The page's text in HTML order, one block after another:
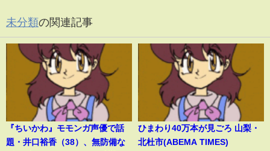
未分類の関連記事
『ちいかわ』モモンガ声優で話
題・井口裕香（38）、無防備な
ひまわり40万本が見ごろ 山梨・
北杜市(ABEMA TIMES)